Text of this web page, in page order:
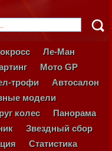
Ле-Ман
Мото GP
трофи
Автосалон
модели
колес
Панорама
Звездный сбор
Статистика